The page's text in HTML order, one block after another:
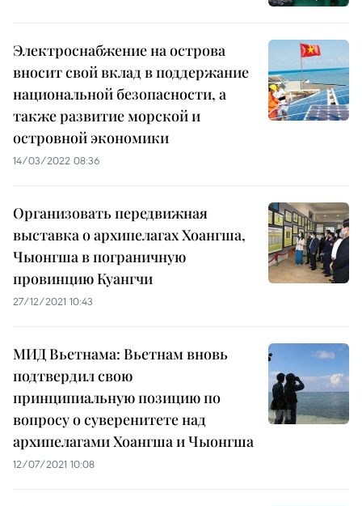
Электроснабжение на острова
вносит свой вклад в поддержание
национальной безопасности, а
также развитие морской и
островной экономики
14/03/2022 08:36
Организовать передвижная
выставка о архипелагах Хоангша,
Чыонгша в пограничную
провинцию Куангчи
27/12/2021 10:43
МИД Вьетнама: Вьетнам вновь
подтвердил свою
принципиальную позицию по
вопросу о суверенитете над
архипелагами Хоангша и Чыонгша
12/07/2021 10:08